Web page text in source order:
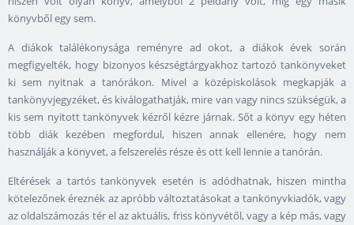
könyvből egy sem.
A diákok találékonysága reményre ad okot, a diákok évek során
megfigyelték, hogy bizonyos készségtárgyakhoz tartozó tankönyveket
ki sem nyitnak a tanórákon. Mivel a középiskolások megkapják a
tankönyvjegyzéket, és kiválogathatják, mire van vagy nincs szükségük, a
kis sem nyitott tankönyvek kézről kézre járnak. Sőt a könyv egy héten
több diák kezében megfordul, hiszen annak ellenére, hogy nem
használják a könyvet, a felszerelés része és ott kell lennie a tanórán.
Eltérések a tartós tankönyvek esetén is adódhatnak, hiszen mintha
kötelezőnek éreznék az apróbb változtatásokat a tankönyvkiadók, vagy
az oldalszámozás tér el az aktuális, friss könyvétől, vagy a kép más, vagy